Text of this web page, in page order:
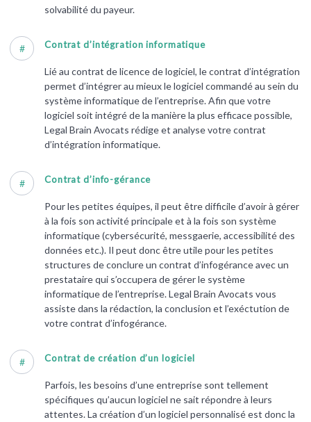
solvabilité du payeur.
# Contrat d’intégration informatique
Lié au contrat de licence de logiciel, le contrat d’intégration
permet d’intégrer au mieux le logiciel commandé au sein du
système informatique de l’entreprise. Afin que votre
logiciel soit intégré de la manière la plus efficace possible,
Legal Brain Avocats rédige et analyse votre contrat
d’intégration informatique.
# Contrat d’info-gérance
Pour les petites équipes, il peut être difficile d’avoir à gérer
à la fois son activité principale et à la fois son système
informatique (cybersécurité, messgaerie, accessibilité des
données etc.). Il peut donc être utile pour les petites
structures de conclure un contrat d’infogérance avec un
prestataire qui s’occupera de gérer le système
informatique de l’entreprise. Legal Brain Avocats vous
assiste dans la rédaction, la conclusion et l’exéctution de
votre contrat d’infogérance.
# Contrat de création d’un logiciel
Parfois, les besoins d’une entreprise sont tellement
spécifiques qu’aucun logiciel ne sait répondre à leurs
attentes. La création d’un logiciel personnalisé est donc la